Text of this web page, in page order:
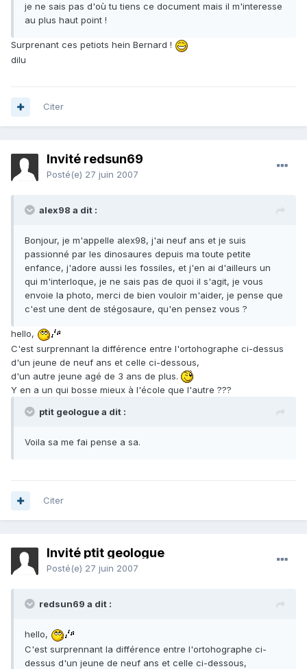
je ne sais pas d'où tu tiens ce document mais il m'interesse
au plus haut point !
Surprenant ces petiots hein Bernard !
dilu
Citer
Invité redsun69
Posté(e) 27 juin 2007
alex98 a dit :
Bonjour, je m'appelle alex98, j'ai neuf ans et je suis
passionné par les dinosaures depuis ma toute petite
enfance, j'adore aussi les fossiles, et j'en ai d'ailleurs un
qui m'interloque, je ne sais pas de quoi il s'agit, je vous
envoie la photo, merci de bien vouloir m'aider, je pense que
c'est une dent de stégosaure, qu'en pensez vous ?
hello,
C'est surprennant la différence entre l'ortohographe ci-dessus
d'un jeune de neuf ans et celle ci-dessous,
d'un autre jeune agé de 3 ans de plus.
Y en a un qui bosse mieux à l'école que l'autre ???
ptit geologue a dit :
Voila sa me fai pense a sa.
Citer
Invité ptit geologue
Posté(e) 27 juin 2007
redsun69 a dit :
hello,
C'est surprennant la différence entre l'ortohographe ci-
dessus d'un jeune de neuf ans et celle ci-dessous,